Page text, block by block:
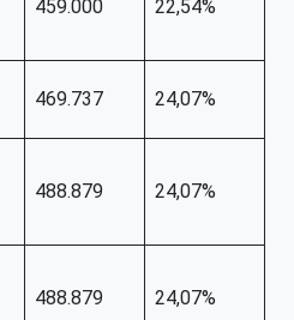
459.000 22,54%
469.737 24,07%
488.879 24,07%
488.879 24,07%